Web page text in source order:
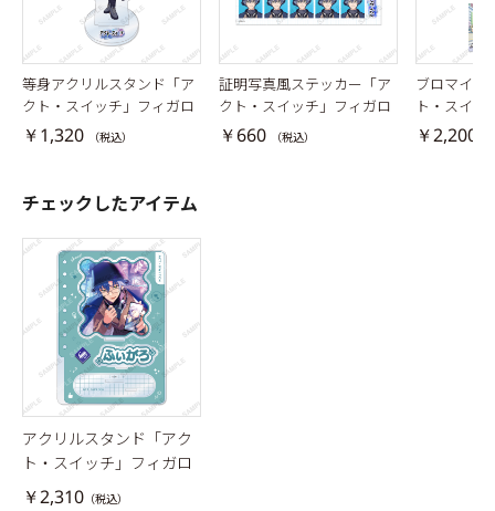
等身アクリルスタンド「ア
クト・スイッチ」フィガロ
￥1,320 （税込）
証明写真風ステッカー「ア
クト・スイッチ」フィガロ
￥660 （税込）
ブロマイド
ト・スイッ
￥2,200
チェックしたアイテム
アクリルスタンド「アク
ト・スイッチ」フィガロ
￥2,310 （税込）